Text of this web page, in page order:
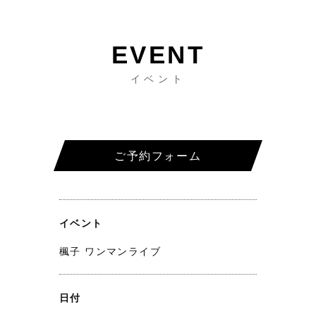
イベント
ご予約フォーム
イベント
楓子 ワンマンライブ
日付